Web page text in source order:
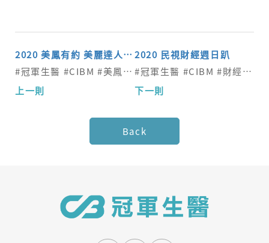
2020 美鳳有約 美麗達人青姊教你做菜
#冠軍生醫 #CIBM #美鳳有約 #防暴
2020 民視財經週日趴
#冠軍生醫 #CIBM #財經週日趴
Back